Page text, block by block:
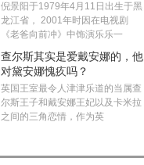
倪景阳于1979年4月11日出生于黑
龙江省， 2001年时因在电视剧
《老爸向前冲》中饰演乐乐一
查尔斯其实是爱戴安娜的，他
对黛安娜愧疚吗？
英国王室最令人津津乐道的当属查
尔斯王子和戴安娜王妃以及卡米拉
之间的三角恋情，作为英